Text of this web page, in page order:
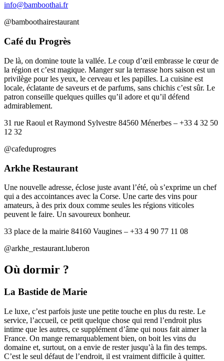
info@bamboothai.fr
@bamboothairestaurant
Café du Progrès
De là, on domine toute la vallée. Le coup d’œil embrasse le cœur de
la région et c’est magique. Manger sur la terrasse hors saison est un
privilège pour les yeux, le cerveau et les papilles. La cuisine est
locale, éclatante de saveurs et de parfums, sans chichis c’est sûr. Le
patron conseille quelques quilles qu’il adore et qu’il défend
admirablement.
31 rue Raoul et Raymond Sylvestre 84560 Ménerbes – +33 4 32 50
12 32
@cafeduprogres
Arkhe Restaurant
Une nouvelle adresse, éclose juste avant l’été, où s’exprime un chef
qui a des accointances avec la Corse. Une carte des vins pour
amateurs, à des prix doux comme seules les régions viticoles
peuvent le faire. Un savoureux bonheur.
33 place de la mairie 84160 Vaugines – +33 4 90 77 11 08
@arkhe_restaurant.luberon
Où dormir ?
La Bastide de Marie
Le luxe, c’est parfois juste une petite touche en plus du reste. Le
service, l’accueil, ce petit quelque chose qui rend l’endroit plus
intime que les autres, ce supplément d’âme qui nous fait aimer la
France. On mange remarquablement bien, on boit les vins du
domaine et, surtout, on a envie de rester jusqu’à la fin des temps.
C’est le seul défaut de l’endroit, il est vraiment difficile à quitter.